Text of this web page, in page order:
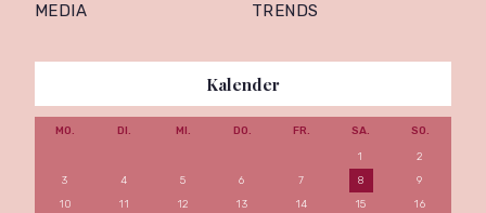
MEDIA TRENDS
Kalender
MO. DI. MI. DO. FR. SA.
SO.
1
2
3
4 5 6 7 8
9
10
11 12 13 14 15
16